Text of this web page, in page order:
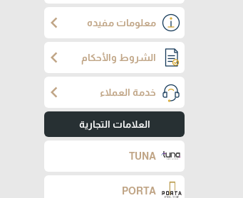
معلومات مفيده chevron_left
الشروط والأحكام chevron_left
خدمة العملاء chevron_left
العلامات التجارية
TUNA
PORTA